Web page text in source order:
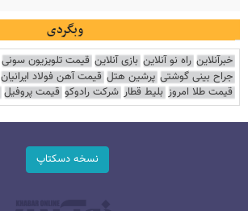
وبگردی
خبرآنلاین راه نو آنلاین بازی آنلاین قیمت تلویزیون سونی
جراح بینی گوشتی پرشین هتل قیمت آهن فولاد ایرانیان
قیمت طلا امروز بلیط قطار شرکت رادوکو قیمت پروفیل
نسخه دسکتاپ